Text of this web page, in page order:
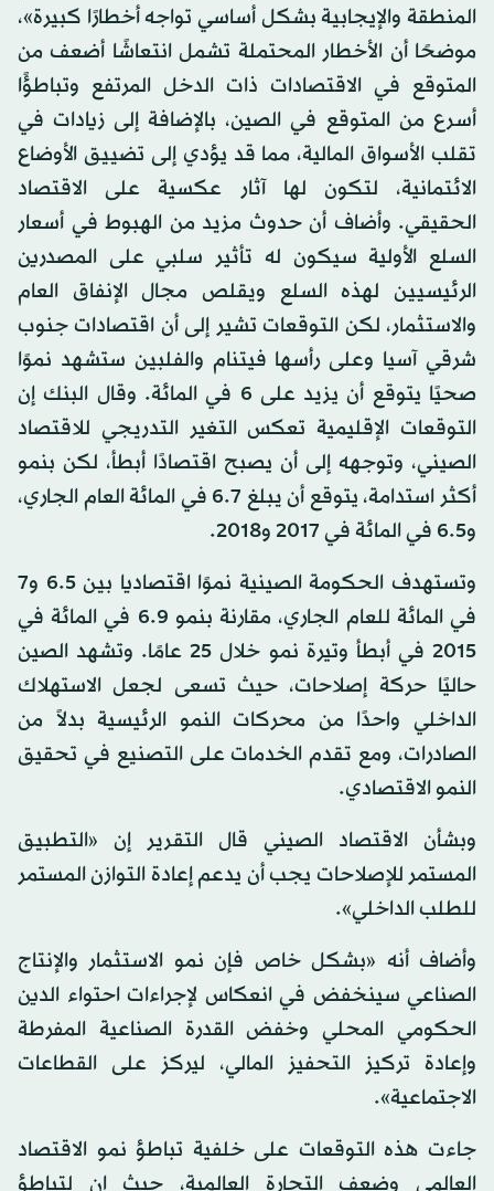
المنطقة والإيجابية بشكل أساسي تواجه أخطارًا كبيرة»،
موضحًا أن الأخطار المحتملة تشمل انتعاشًا أضعف من
المتوقع في الاقتصادات ذات الدخل المرتفع وتباطؤًا
أسرع من المتوقع في الصين، بالإضافة إلى زيادات في
تقلب الأسواق المالية، مما قد يؤدي إلى تضييق الأوضاع
الائتمانية، لتكون لها آثار عكسية على الاقتصاد
الحقيقي. وأضاف أن حدوث مزيد من الهبوط في أسعار
السلع الأولية سيكون له تأثير سلبي على المصدرين
الرئيسيين لهذه السلع ويقلص مجال الإنفاق العام
والاستثمار، لكن التوقعات تشير إلى أن اقتصادات جنوب
شرقي آسيا وعلى رأسها فيتنام والفلبين ستشهد نموًا
صحيًا يتوقع أن يزيد على 6 في المائة. وقال البنك إن
التوقعات الإقليمية تعكس التغير التدريجي للاقتصاد
الصيني، وتوجهه إلى أن يصبح اقتصادًا أبطأ، لكن بنمو
أكثر استدامة، يتوقع أن يبلغ 6.7 في المائة العام الجاري،
و6.5 في المائة في 2017 و2018.
وتستهدف الحكومة الصينية نموًا اقتصاديا بين 6.5 و7
في المائة للعام الجاري، مقارنة بنمو 6.9 في المائة في
2015 في أبطأ وتيرة نمو خلال 25 عامًا. وتشهد الصين
حاليًا حركة إصلاحات، حيث تسعى لجعل الاستهلاك
الداخلي واحدًا من محركات النمو الرئيسية بدلاً من
الصادرات، ومع تقدم الخدمات على التصنيع في تحقيق
النمو الاقتصادي.
وبشأن الاقتصاد الصيني قال التقرير إن «التطبيق
المستمر للإصلاحات يجب أن يدعم إعادة التوازن المستمر
للطلب الداخلي».
وأضاف أنه «بشكل خاص فإن نمو الاستثمار والإنتاج
الصناعي سينخفض في انعكاس لإجراءات احتواء الدين
الحكومي المحلي وخفض القدرة الصناعية المفرطة
وإعادة تركيز التحفيز المالي، ليركز على القطاعات
الاجتماعية».
جاءت هذه التوقعات على خلفية تباطؤ نمو الاقتصاد
العالمي وضعف التجارة العالمية، حيث إن لتباطؤ